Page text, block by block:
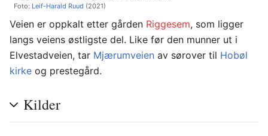
Foto: Leif-Harald Ruud (2021)
Veien er oppkalt etter gården Riggesem, som ligger
langs veiens østligste del. Like før den munner ut i
Elvestadveien, tar Mjærumveien av sørover til Hobøl
kirke og prestegård.
Kilder